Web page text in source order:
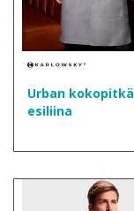
Urban kokopitkä
esiliina